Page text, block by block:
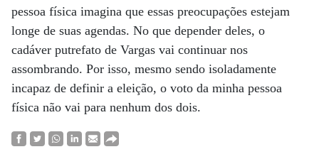
pessoa física imagina que essas preocupações estejam
longe de suas agendas. No que depender deles, o
cadáver putrefato de Vargas vai continuar nos
assombrando. Por isso, mesmo sendo isoladamente
incapaz de definir a eleição, o voto da minha pessoa
física não vai para nenhum dos dois.